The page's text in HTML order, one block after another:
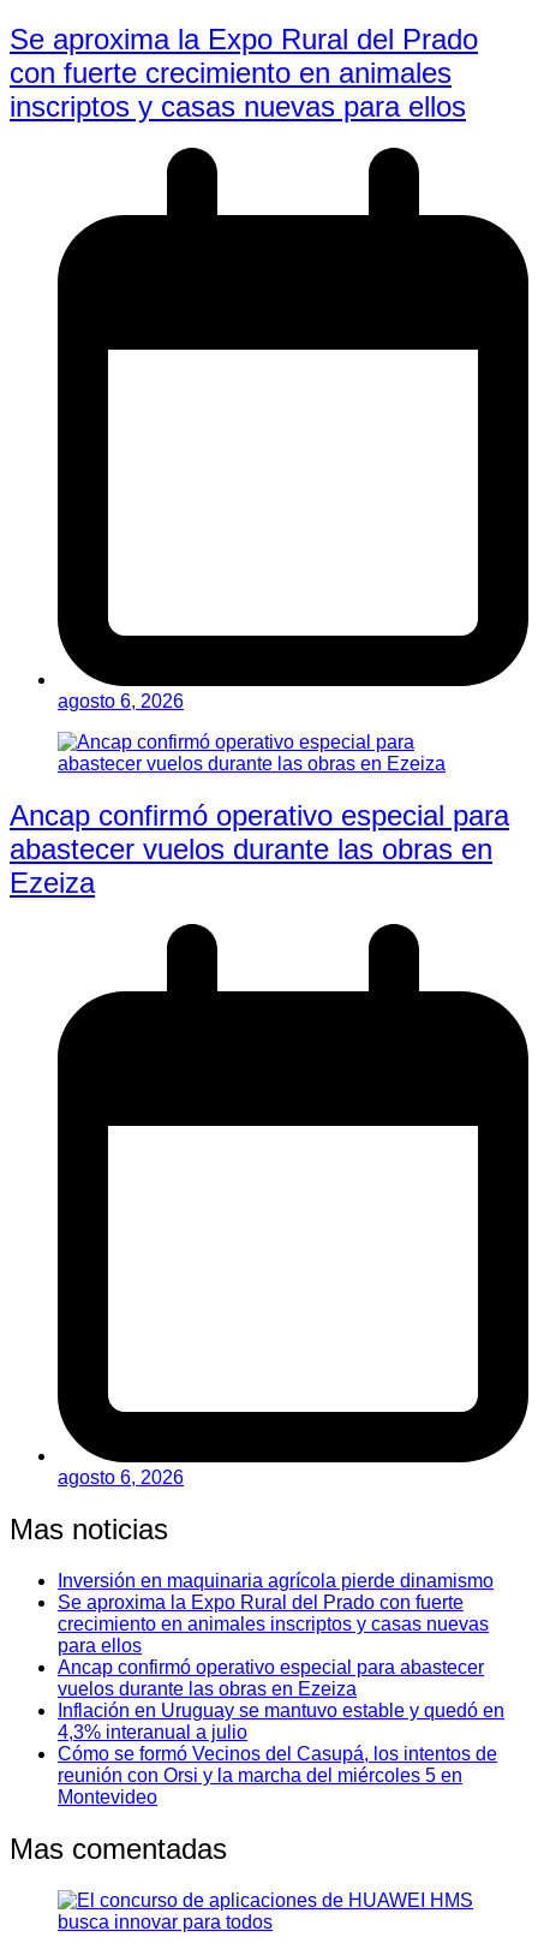
Se aproxima la Expo Rural del Prado
con fuerte crecimiento en animales
inscriptos y casas nuevas para ellos
agosto 6, 2026
Ancap confirmó operativo especial para
abastecer vuelos durante las obras en
Ezeiza
agosto 6, 2026
Mas noticias
Inversión en maquinaria agrícola pierde dinamismo
Se aproxima la Expo Rural del Prado con fuerte
crecimiento en animales inscriptos y casas nuevas
para ellos
Ancap confirmó operativo especial para abastecer
vuelos durante las obras en Ezeiza
Inflación en Uruguay se mantuvo estable y quedó en
4,3% interanual a julio
Cómo se formó Vecinos del Casupá, los intentos de
reunión con Orsi y la marcha del miércoles 5 en
Montevideo
Mas comentadas